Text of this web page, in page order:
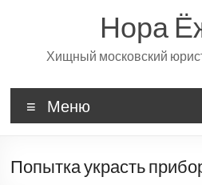
Нора
Хищный московский
Меню
Попытка украсть